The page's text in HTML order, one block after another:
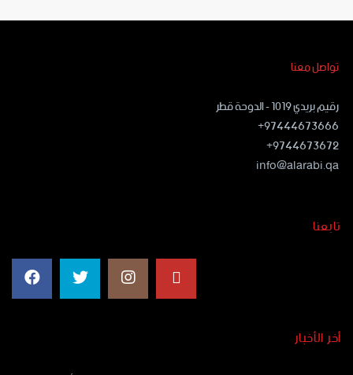
تواصل معنا
رقيم بريدي ١٠١٩ - الدوحة قطر
97444673666+
9744673672+
info@alarabi.qa
تابعنا
أخر الأخبار